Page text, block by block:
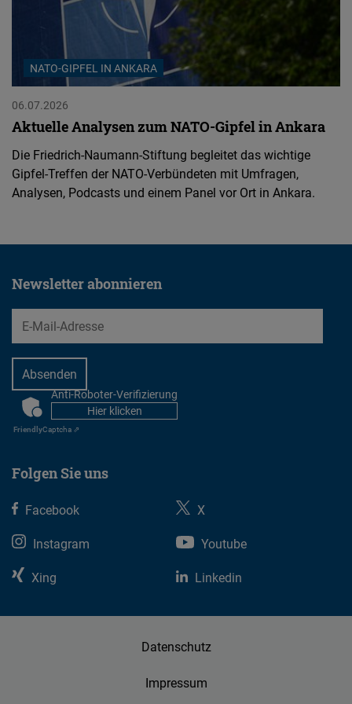
NATO-GIPFEL IN ANKARA
06.07.2026
Aktuelle Analysen zum NATO-Gipfel in Ankara
Die Friedrich-Naumann-Stiftung begleitet das wichtige
Gipfel-Treffen der NATO-Verbündeten mit Umfragen,
Analysen, Podcasts und einem Panel vor Ort in Ankara.
Newsletter abonnieren
EMail
CAPTCHAAnti-Roboter-Verifizierung
Hier klicken
FriendlyCaptcha ⇗
Folgen Sie uns
Facebook
X
Instagram
Youtube
Xing
Linkedin
Datenschutz
Impressum